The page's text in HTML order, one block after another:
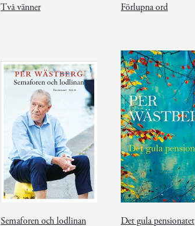
Två vänner Förlupna ord
Semaforen och lodlinan Det gula pensionatet